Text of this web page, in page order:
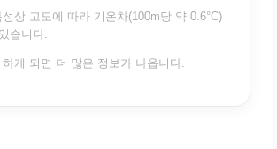
상 고도에 따라 기온차(100m당 약 0.6°C)
습니다.
게 되면 더 많은 정보가 나옵니다.